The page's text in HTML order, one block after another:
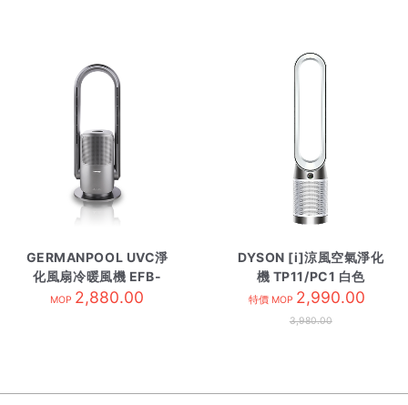
GERMANPOOL UVC淨
化風扇冷暖風機 EFB-
PCTH 銀
MOP 2,880.00
DYSON [i]涼風空氣淨化
機 TP11/PC1 白色
特價 MOP 2,990.00
3,980.00